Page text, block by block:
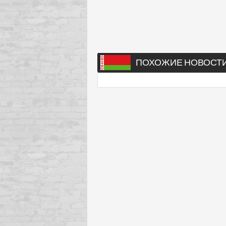
ПОХОЖИЕ